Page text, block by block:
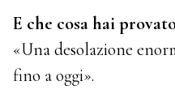
E che cosa hai
«Una desolazione
fino a oggi».